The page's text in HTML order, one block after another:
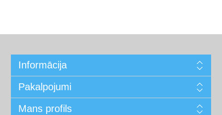
Informācija
Pakalpojumi
Mans profils